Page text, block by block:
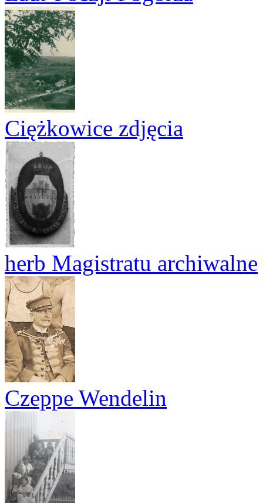
Ciężkowice zdjęcia
herb Magistratu archiwalne
Czeppe Wendelin